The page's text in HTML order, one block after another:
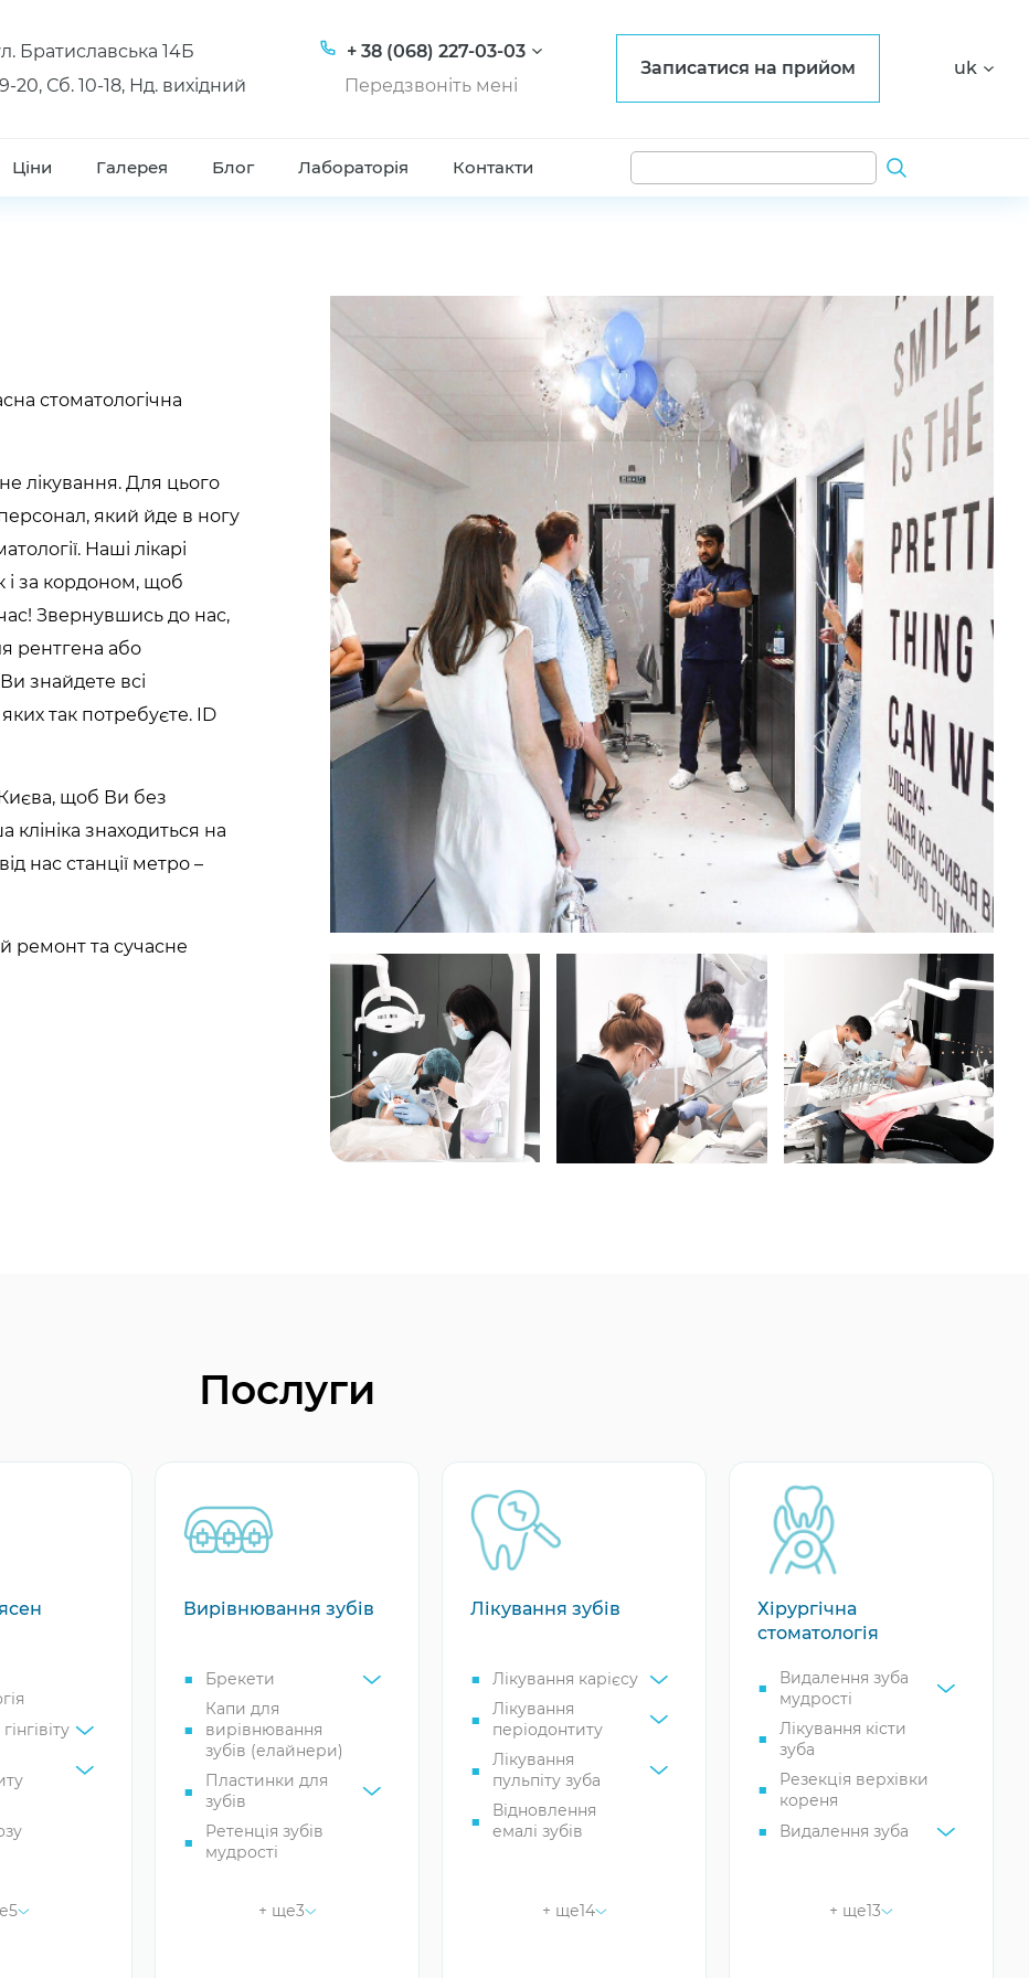
Братиславська 14Б
20, Сб. 10-18, Нд. вихідний
+ 38 (068) 227-03-03
Передзвоніть мені
Записатися на прийом uk
Ціни Галерея Блог Лабораторія Контакти
стоматологічна
лікування. Для цього
який йде в ногу
Наші лікарі
і за кордоном, щоб
Звернувшись до нас,
рентгена або
знайдете всі
яких так потребуєте. ID
щоб Ви без
клініка знаходиться на
нас станції метро –
ремонт та сучасне
Послуги
5
Вирівнювання зубів
Брекети
Капи для
вирівнювання
зубів (елайнери)
Пластинки для
зубів
Ретенція зубів
мудрості
Вирівнювання
+ ще3
Лікування зубів
Лікування карієсу
Лікування
періодонтиту
Лікування
пульпіту зуба
Відновлення
емалі зубів
Лікування
+ ще14
Хірургічна
стоматологія
Видалення зуба
мудрості
Лікування кісти
зуба
Резекція верхівки
кореня
Видалення зуба
+ ще13